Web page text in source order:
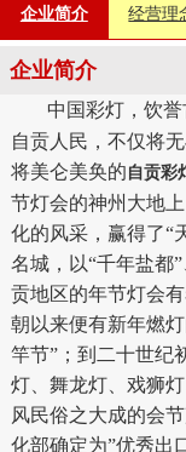
企业简介 经营理
企业简介
中国彩灯，饮誉
自贡人民，不仅将
将美仑美奂的 自贡彩
节灯会的神州大地
化的风采，赢得了“
名城，以“千年盐都
贡地区的年节灯会
朝以来便有新年燃
竿节”；到二十世纪
灯、舞龙灯、戏狮
风民俗之大成的会
化部确定为”优秀出